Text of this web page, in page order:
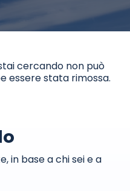
cercando non può
essere stata rimossa.
in base a chi sei e a